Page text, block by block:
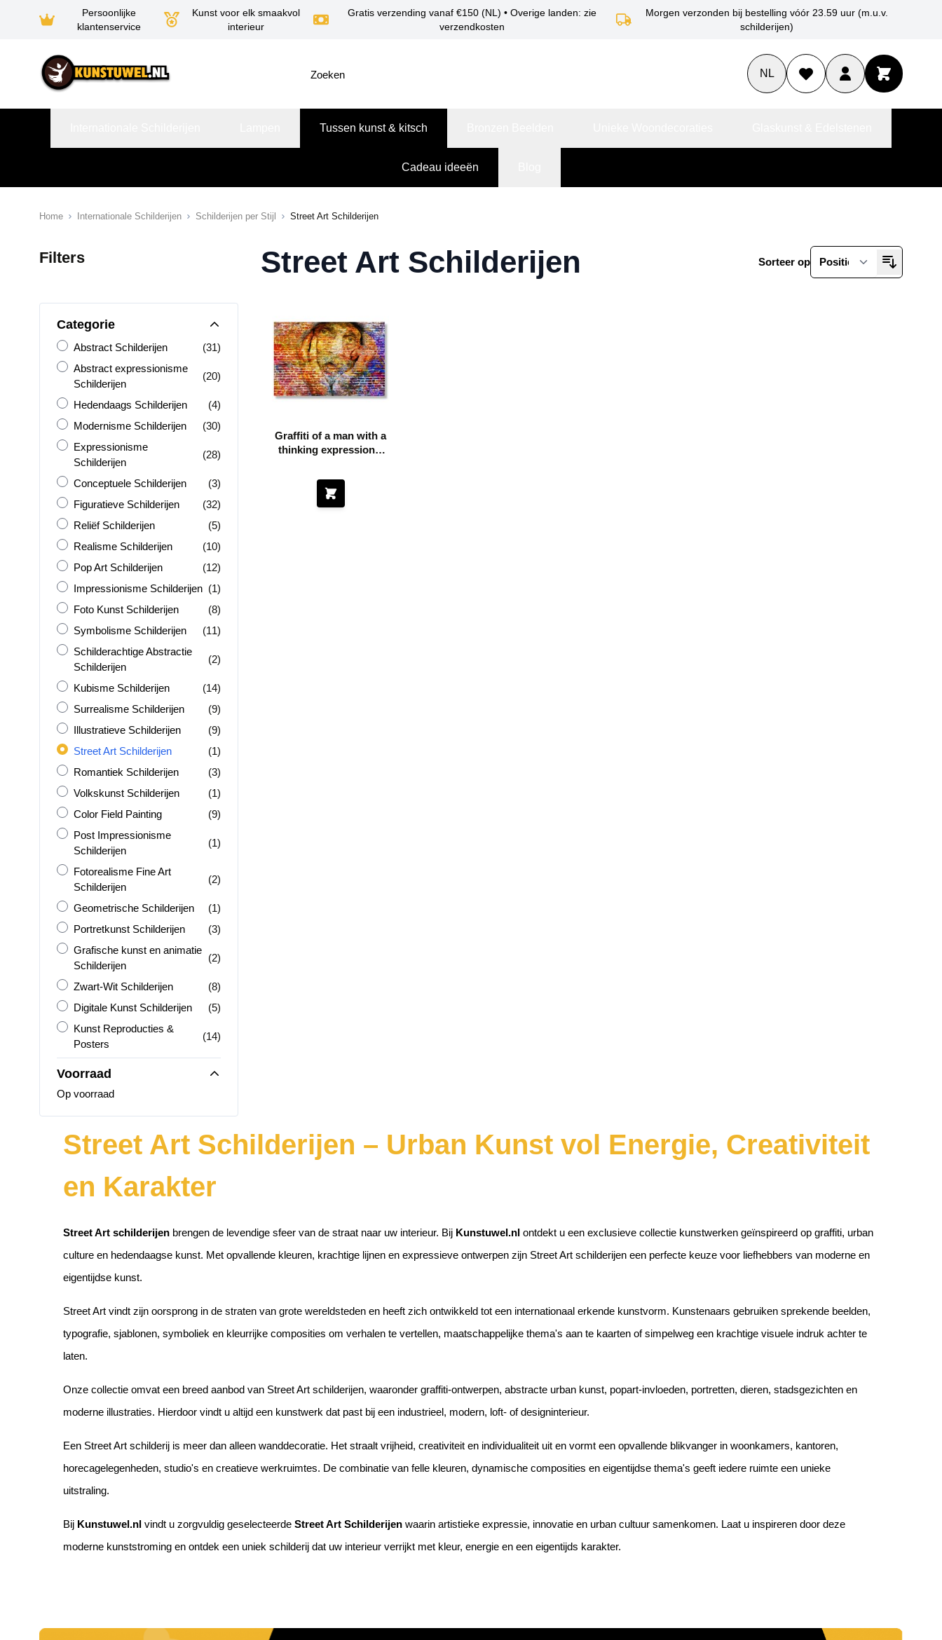
Persoonlijke
klantenservice
Kunst voor elk smaakvol
interieur
Gratis verzending vanaf €150 (NL) • Overige landen: zie
verzendkosten
Morgen verzonden bij bestelling vóór 23.59 uur (m.u.v.
schilderijen)
NL
Tussen kunst & kitsch
Cadeau ideeën
Home Internationale Schilderijen Schilderijen per Stijl Street Art Schilderijen
Filters
Categorie
Abstract Schilderijen
Abstract Schilderijen (31)
Abstract expressionisme Schilderijen
Abstract expressionisme
Schilderijen
(20)
Hedendaags Schilderijen
Hedendaags Schilderijen (4)
Modernisme Schilderijen
Modernisme Schilderijen (30)
Expressionisme Schilderijen
Expressionisme
Schilderijen
(28)
Conceptuele Schilderijen
Conceptuele Schilderijen (3)
Figuratieve Schilderijen
Figuratieve Schilderijen (32)
Reliëf Schilderijen
Reliëf Schilderijen (5)
Realisme Schilderijen
Realisme Schilderijen (10)
Pop Art Schilderijen
Pop Art Schilderijen (12)
Impressionisme Schilderijen
Impressionisme Schilderijen (1)
Foto Kunst Schilderijen
Foto Kunst Schilderijen (8)
Symbolisme Schilderijen
Symbolisme Schilderijen (11)
Schilderachtige Abstractie Schilderijen
Schilderachtige Abstractie
Schilderijen
(2)
Kubisme Schilderijen
Kubisme Schilderijen (14)
Surrealisme Schilderijen
Surrealisme Schilderijen (9)
Illustratieve Schilderijen
Illustratieve Schilderijen (9)
Street Art Schilderijen
Street Art Schilderijen (1)
Romantiek Schilderijen
Romantiek Schilderijen (3)
Volkskunst Schilderijen
Volkskunst Schilderijen (1)
Color Field Painting
Color Field Painting (9)
Post Impressionisme Schilderijen
Post Impressionisme
Schilderijen
(1)
Fotorealisme Fine Art Schilderijen
Fotorealisme Fine Art
Schilderijen
(2)
Geometrische Schilderijen
Geometrische Schilderijen (1)
Portretkunst Schilderijen
Portretkunst Schilderijen (3)
Grafische kunst en animatie Schilderijen
Grafische kunst en animatie
Schilderijen
(2)
Zwart-Wit Schilderijen
Zwart-Wit Schilderijen (8)
Digitale Kunst Schilderijen
Digitale Kunst Schilderijen (5)
Kunst Reproducties &amp; Posters
Kunst Reproducties &
Posters
(14)
Voorraad
Op voorraad
Street Art Schilderijen Sorteer op
Graffiti of a man with a
thinking expressional
Street Art Schilderijen – Urban Kunst vol Energie, Creativiteit
en Karakter
Street Art schilderijen brengen de levendige sfeer van de straat naar uw interieur. Bij Kunstuwel.nl ontdekt u een exclusieve collectie kunstwerken geïnspireerd op graffiti, urban
culture en hedendaagse kunst. Met opvallende kleuren, krachtige lijnen en expressieve ontwerpen zijn Street Art schilderijen een perfecte keuze voor liefhebbers van moderne en
eigentijdse kunst.
Street Art vindt zijn oorsprong in de straten van grote wereldsteden en heeft zich ontwikkeld tot een internationaal erkende kunstvorm. Kunstenaars gebruiken sprekende beelden,
typografie, sjablonen, symboliek en kleurrijke composities om verhalen te vertellen, maatschappelijke thema's aan te kaarten of simpelweg een krachtige visuele indruk achter te
laten.
Onze collectie omvat een breed aanbod van Street Art schilderijen, waaronder graffiti-ontwerpen, abstracte urban kunst, popart-invloeden, portretten, dieren, stadsgezichten en
moderne illustraties. Hierdoor vindt u altijd een kunstwerk dat past bij een industrieel, modern, loft- of designinterieur.
Een Street Art schilderij is meer dan alleen wanddecoratie. Het straalt vrijheid, creativiteit en individualiteit uit en vormt een opvallende blikvanger in woonkamers, kantoren,
horecagelegenheden, studio's en creatieve werkruimtes. De combinatie van felle kleuren, dynamische composities en eigentijdse thema's geeft iedere ruimte een unieke
uitstraling.
Bij Kunstuwel.nl vindt u zorgvuldig geselecteerde Street Art Schilderijen waarin artistieke expressie, innovatie en urban cultuur samenkomen. Laat u inspireren door deze
moderne kunststroming en ontdek een uniek schilderij dat uw interieur verrijkt met kleur, energie en een eigentijds karakter.